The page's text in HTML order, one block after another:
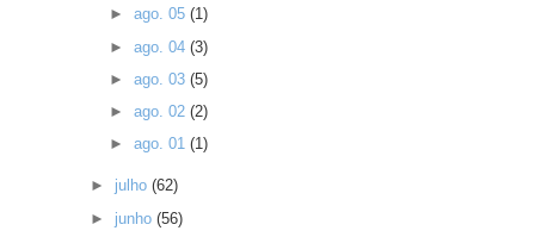
► ago. 05 (1)
► ago. 04 (3)
► ago. 03 (5)
► ago. 02 (2)
► ago. 01 (1)
► julho(62)
► junho(56)